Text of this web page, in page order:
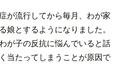
が流行してから毎月、わが家
とするようになりました。
が子の反抗に悩んでいると話
当たってしまうことが原因で